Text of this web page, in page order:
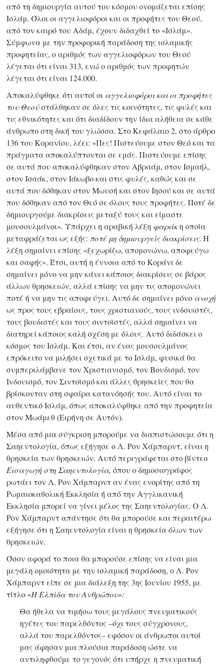
από τη δημιουργία αυτού του κόσμου ονομάζεται επίσης
Ισλάμ. Όλοι οι αγγελιοφόροι και οι προφήτες του Θεού,
από τον καιρό του Αδάμ, έχουν διδαχθεί το «Ισλάμ».
Σύμφωνα με την προφορική παράδοση της ισλαμικής
προφητείας, ο αριθμός των αγγελιοφόρων του Θεού
λέγεται ότι είναι 313, ενώ ο αριθμός των προφητών
λέγεται ότι είναι 124.000.
Αποκαλύφθηκε ότι αυτοί οι αγγελιοφόροι και οι προφήτες
του Θεούστάλθηκαν σε όλες τις κοινότητες, τις φυλές και
τις εθνικότητες και ότι διαδίδουν την ίδια αλήθεια σε κάθε
άνθρωπο στη δική του γλώσσα. Στο Κεφάλαιο 2, στο άρθρο
136 του Κορανίου, λέει: «Πες! Πιστεύουμε στον Θεό και τα
πράγματα αποκαλύπτονται σε εμάς. Πιστεύουμε επίσης
σε αυτά που αποκαλύφθηκαν στον Αβραάμ, στον Ισμαήλ,
στον Ισαάκ, στον Ιάκωβο και στις φυλές, καθώς και σε
αυτά που δόθηκαν στον Μωυσή και στον Ιησού και σε αυτά
που δόθηκαν από τον Θεό σε όλους τους προφήτες. Ποτέ δε
δημιουργούμε διακρίσεις μεταξύ τους και είμαστε
μουσουλμάνοι». Υπάρχει η αραβική λέξη φαράκη οποία
μεταφράζεται ως εξής: ποτέ μη δημιουργείς διακρίσεις. Η
λέξη σημαίνει επίσης «ξεχωρίζω, απομονώνω, αποφεύγω
και σαφής». Έτσι, αυτή η έννοια από το Κοράνι δε
σημαίνει μόνο να μην κάνει κάποιος διακρίσεις σε βάρος
άλλων θρησκειών, αλλά επίσης να μην τις απομονώνει
ποτέ ή να μην τις αποφεύγει. Αυτό δε σημαίνει μόνο ανοχή
ως προς τους εβραίους, τους χριστιανούς, τους ινδουιστές,
τους βουδιστές και τους σιντοϊστές, αλλά σημαίνει να
διατηρεί κάποιος καλή σχέση με όλους. Αυτό διδάσκει ο
κόσμος του Ισλάμ. Και έτσι, αν ένας μουσουλμάνος
επρόκειτο να μιλήσει σχετικά με το Ισλάμ, φυσικά θα
συμπεριλάμβανε τον Χριστιανισμό, τον Βουδισμό, τον
Ινδουισμό, τον Σιντοϊσμό και άλλες θρησκείες που θα
βρίσκονταν στη σφαίρα κατανόησής του. Αυτό είναι το
αυθεντικό Ισλάμ, όπως αποκαλύφθηκε από την προφητεία
στον Μωάμεθ (Ειρήνη σε Αυτόν).
Μέσα από μια σύγκριση μπορούμε να διαπιστώσουμε ότι η
Σαηεντολογία, όπως εξήγησε ο Λ. Ρον Χάμπαρντ, είναι η
θρησκεία των θρησκειών. Αυτό περιγράφεται στο βίντεο
Εισαγωγή στη Σαηεντολογία, όπου ο δημοσιογράφος
ρωτάει τον Λ. Ρον Χάμπαρντ αν ένας ενορίτης από τη
Ρωμαιοκαθολική Εκκλησία ή από την Αγγλικανική
Εκκλησία μπορεί να γίνει μέλος της Σαηεντολογίας. Ο Λ.
Ρον Χάμπαρντ απάντησε ότι θα μπορούσε και περαιτέρω
εξήγησε ότι η Σαηεντολογία είναι η θρησκεία όλων των
θρησκειών.
Όσον αφορά το ποια θα μπορούσε επίσης να είναι μια
μεγάλη ομοιότητα με την ισλαμική παράδοση, ο Λ. Ρον
Χάμπαρντ είπε σε μια διάλεξη της 3ης Ιουνίου 1955, με
τίτλο «Η Ελπίδα του Ανθρώπου»:
Θα ήθελα να τιμήσω τους μεγάλους πνευματικούς
ηγέτες του παρελθόντος –όχι τους σύγχρονους,
αλλά του παρελθόντος– εφόσον οι άνθρωποι αυτοί
μας άφησαν μια πλούσια παράδοση ώστε να
αντιληφθούμε το γεγονός ότι υπήρχε η πνευματική